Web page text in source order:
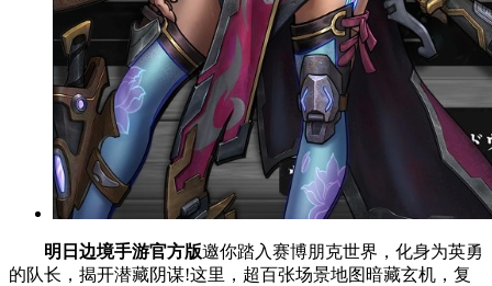
明日边境手游官方版邀你踏入赛博朋克世界，化身为英勇
的队长，揭开潜藏阴谋!这里，超百张场景地图暗藏玄机，复